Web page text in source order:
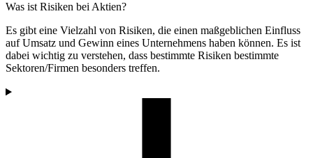
Was ist Risiken bei Aktien?
Es gibt eine Vielzahl von Risiken, die einen maßgeblichen Einfluss
auf Umsatz und Gewinn eines Unternehmens haben können. Es ist
dabei wichtig zu verstehen, dass bestimmte Risiken bestimmte
Sektoren/Firmen besonders treffen.